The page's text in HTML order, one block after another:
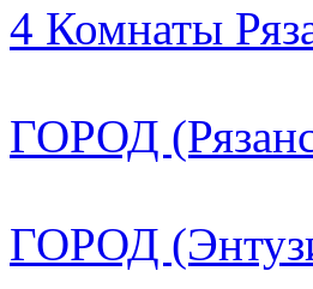
4 Комнаты
ГОРОД
ГОРОД